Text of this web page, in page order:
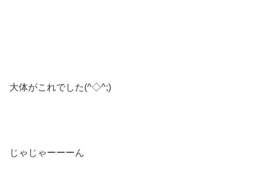
大体がこれでした(^◇^;)
じゃじゃーーーん